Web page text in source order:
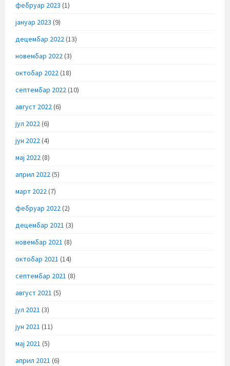
фебруар 2023 (1)
јануар 2023 (9)
децембар 2022(13)
новембар 2022(3)
октобар 2022(18)
септембар 2022(10)
август 2022(6)
јул 2022(6)
јун 2022(4)
мај 2022(8)
април 2022(5)
март 2022(7)
фебруар 2022(2)
децембар 2021 (3)
новембар 2021 (8)
октобар 2021 (14)
септембар 2021 (8)
август 2021 (5)
јул 2021 (3)
јун 2021 (11)
мај 2021 (5)
април 2021 (6)